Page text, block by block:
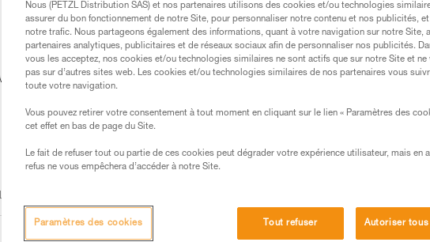
questions dans nos pages produits et techniques, vous devriez
Effectuer votre recherche
Nous (PETZL Distribution SAS) et nos partenaires utilisons des cookies et/ou technologies
assurer du bon fonctionnement de notre Site, pour personnaliser notre contenu et nos publicités,
notre trafic. Nous partageons également des informations, quant à votre navigation sur notre Site,
partenaires analytiques, publicitaires et de réseaux sociaux afin de personnaliser nos publicités.
vous les acceptez, nos cookies et/ou technologies similaires ne sont actifs que sur notre Site et ne
pas sur d’autres sites web. Les cookies et/ou technologies similaires de nos partenaires vous
toute votre navigation.
Vous pouvez retirer votre consentement à tout moment en cliquant sur le lien « Paramètres des
cet effet en bas de page du Site.
Le fait de refuser tout ou partie de ces cookies peut dégrader votre expérience utilisateur, mais en
refus ne vous empêchera d’accéder à notre Site.
Tout refuser Autoriser
Paramètres des cookies